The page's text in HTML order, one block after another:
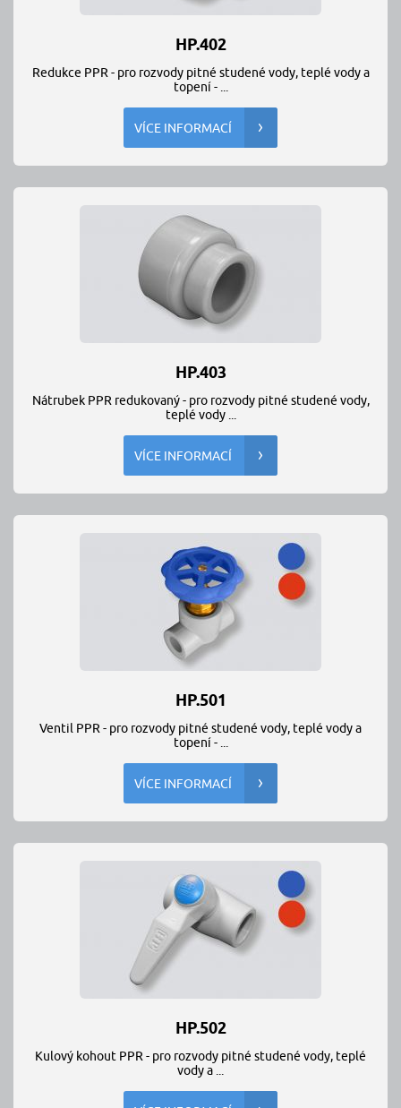
HP.402
Redukce PPR - pro rozvody pitné studené vody, teplé vody a
topení - ...
VÍCE INFORMACÍ
HP.403
Nátrubek PPR redukovaný - pro rozvody pitné studené vody,
teplé vody ...
VÍCE INFORMACÍ
HP.501
Ventil PPR - pro rozvody pitné studené vody, teplé vody a
topení - ...
VÍCE INFORMACÍ
HP.502
Kulový kohout PPR - pro rozvody pitné studené vody, teplé
vody a ...